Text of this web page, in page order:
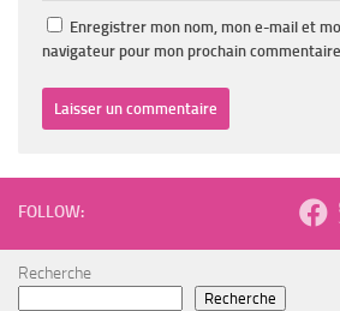
Enregistrer mon nom, mon e-mail et
navigateur pour mon prochain commentaire.
FOLLOW:
Recherche
Recherche